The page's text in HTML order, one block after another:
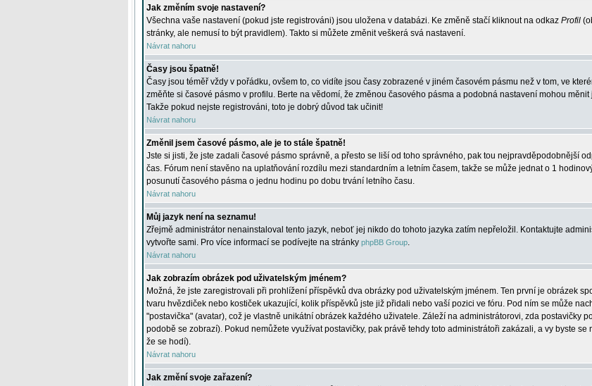
Jak změním svoje nastavení?
Všechna vaše nastavení (pokud jste registrováni) jsou uložena v databázi. Ke změně stačí kliknout na odkaz Profil
stránky, ale nemusí to být pravidlem). Takto si můžete změnit veškerá svá nastavení.
Návrat nahoru
Časy jsou špatně!
Časy jsou téměř vždy v pořádku, ovšem to, co vidíte jsou časy zobrazené v jiném časovém pásmu než v tom, ve
změňte si časové pásmo v profilu. Berte na vědomí, že změnou časového pásma a podobná nastavení mohou
Takže pokud nejste registrováni, toto je dobrý důvod tak učinit!
Návrat nahoru
Změnil jsem časové pásmo, ale je to stále špatně!
Jste si jisti, že jste zadali časové pásmo správně, a přesto se liší od toho správného, pak tou nejpravděpodobnější
čas. Fórum není stavěno na uplatňování rozdílu mezi standardním a letním časem, takže se může jednat o 1
posunutí časového pásma o jednu hodinu po dobu trvání letního času.
Návrat nahoru
Můj jazyk není na seznamu!
Zřejmě administrátor nenainstaloval tento jazyk, neboť jej nikdo do tohoto jazyka zatím nepřeložil. Kontaktujte
vytvořte sami. Pro více informací se podívejte na stránky phpBB Group.
Návrat nahoru
Jak zobrazím obrázek pod uživatelským jménem?
Možná, že jste zaregistrovali při prohlížení příspěvků dva obrázky pod uživatelským jménem. Ten první je obrázek
tvaru hvězdiček nebo kostiček ukazující, kolik příspěvků jste již přidali nebo vaší pozici ve fóru. Pod ním se může
"postavička" (avatar), což je vlastně unikátní obrázek každého uživatele. Záleží na administrátorovi, zda postavičky
podobě se zobrazí). Pokud nemůžete využívat postavičky, pak právě tehdy toto administrátoři zakázali, a vy byste se
že se hodí).
Návrat nahoru
Jak změní svoje zařazení?